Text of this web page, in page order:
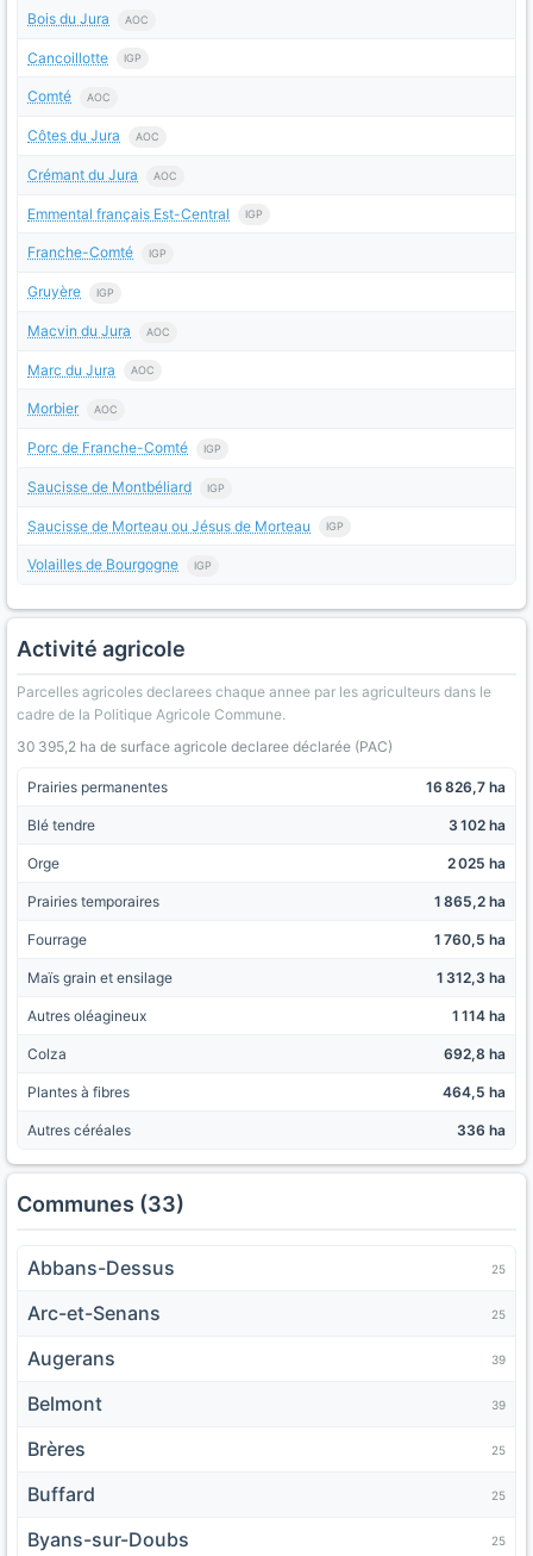
Bois du Jura AOC
Cancoillotte IGP
Comté AOC
Côtes du Jura AOC
Crémant du Jura AOC
Emmental français Est-Central IGP
Franche-Comté IGP
Gruyère IGP
Macvin du Jura AOC
Marc du Jura AOC
Morbier AOC
Porc de Franche-Comté IGP
Saucisse de Montbéliard IGP
Saucisse de Morteau ou Jésus de Morteau IGP
Volailles de Bourgogne IGP
Activité agricole
Parcelles agricoles declarees chaque annee par les agriculteurs dans le
cadre de la Politique Agricole Commune.
30 395,2 ha de surface agricole declaree déclarée (PAC)
Prairies permanentes 16 826,7 ha
Blé tendre 3 102 ha
Orge 2 025 ha
Prairies temporaires 1 865,2 ha
Fourrage 1 760,5 ha
Maïs grain et ensilage 1 312,3 ha
Autres oléagineux 1 114 ha
Colza 692,8 ha
Plantes à fibres 464,5 ha
Autres céréales 336 ha
Communes (33)
Abbans-Dessus 25
Arc-et-Senans 25
Augerans 39
Belmont 39
Brères 25
Buffard 25
Byans-sur-Doubs 25